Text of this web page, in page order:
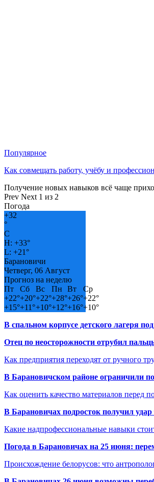
Популярное
Как совмещать работу, учёбу и
Получение новых навыков всё чаще
Prev Next 1 из 2
Погода
+32
°
C
H: +33°
L: +21°
Барановичи
Четверг, 06 Август
Прогноз на неделю
Пт
Сб Вс Пн Вт
Ср
+22°+20°+22°+28°+26°+22°
+15°+11°+10°+12°+16°+10°
В спальном корпусе детского лагеря
Отец по неосторожности отрубил
Как предприятия переходят от ручного
В Барановичском районе ограничили
Как оценить качество материалов перед
В Барановичах подросток получил
Какие надпрофессиональные навыки
Погода в Барановичах на 25 июня:
Происхождение белорусов: что